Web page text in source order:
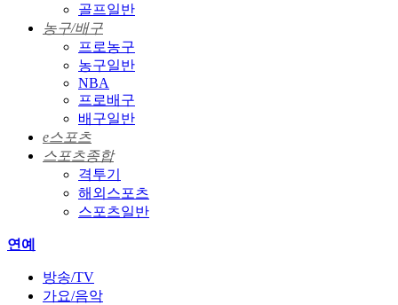
골프일반
농구/배구
프로농구
농구일반
NBA
프로배구
배구일반
e스포츠
스포츠종합
격투기
해외스포츠
스포츠일반
연예
방송/TV
가요/음악